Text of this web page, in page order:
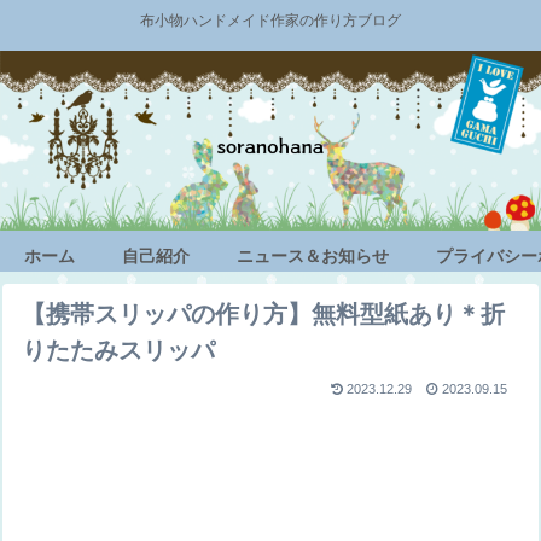
布小物ハンドメイド作家の作り方ブログ
ホーム 自己紹介 ニュース＆お知らせ プライバシ
【携帯スリッパの作り方】無料型紙あり＊折
りたたみスリッパ
2023.12.29 2023.09.15